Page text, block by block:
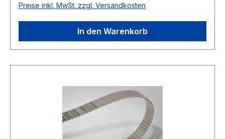
Preise inkl. MwSt. zzgl. Versandkosten
In den Warenkorb